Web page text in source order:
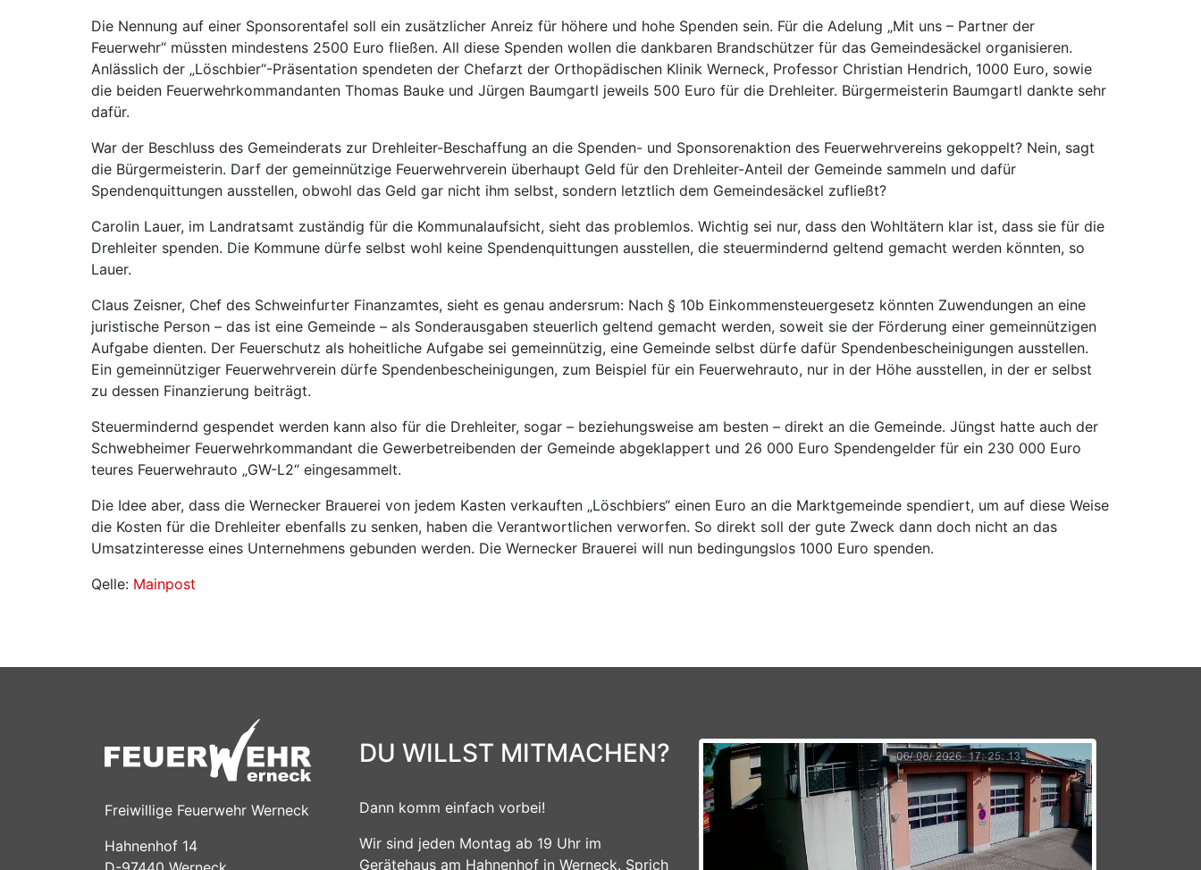
Die Nennung auf einer Sponsorentafel soll ein zusätzlicher Anreiz für höhere und hohe Spenden sein. Für die Adelung „Mit uns – Partner der
Feuerwehr“ müssten mindestens 2500 Euro fließen. All diese Spenden wollen die dankbaren Brandschützer für das Gemeindesäckel organisieren.
Anlässlich der „Löschbier“-Präsentation spendeten der Chefarzt der Orthopädischen Klinik Werneck, Professor Christian Hendrich, 1000 Euro, sowie
die beiden Feuerwehrkommandanten Thomas Bauke und Jürgen Baumgartl jeweils 500 Euro für die Drehleiter. Bürgermeisterin Baumgartl dankte sehr
dafür.
War der Beschluss des Gemeinderats zur Drehleiter-Beschaffung an die Spenden- und Sponsorenaktion des Feuerwehrvereins gekoppelt? Nein, sagt
die Bürgermeisterin. Darf der gemeinnützige Feuerwehrverein überhaupt Geld für den Drehleiter-Anteil der Gemeinde sammeln und dafür
Spendenquittungen ausstellen, obwohl das Geld gar nicht ihm selbst, sondern letztlich dem Gemeindesäckel zufließt?
Carolin Lauer, im Landratsamt zuständig für die Kommunalaufsicht, sieht das problemlos. Wichtig sei nur, dass den Wohltätern klar ist, dass sie für die
Drehleiter spenden. Die Kommune dürfe selbst wohl keine Spendenquittungen ausstellen, die steuermindernd geltend gemacht werden könnten, so
Lauer.
Claus Zeisner, Chef des Schweinfurter Finanzamtes, sieht es genau andersrum: Nach § 10b Einkommensteuergesetz könnten Zuwendungen an eine
juristische Person – das ist eine Gemeinde – als Sonderausgaben steuerlich geltend gemacht werden, soweit sie der Förderung einer gemeinnützigen
Aufgabe dienten. Der Feuerschutz als hoheitliche Aufgabe sei gemeinnützig, eine Gemeinde selbst dürfe dafür Spendenbescheinigungen ausstellen.
Ein gemeinnütziger Feuerwehrverein dürfe Spendenbescheinigungen, zum Beispiel für ein Feuerwehrauto, nur in der Höhe ausstellen, in der er selbst
zu dessen Finanzierung beiträgt.
Steuermindernd gespendet werden kann also für die Drehleiter, sogar – beziehungsweise am besten – direkt an die Gemeinde. Jüngst hatte auch der
Schwebheimer Feuerwehrkommandant die Gewerbetreibenden der Gemeinde abgeklappert und 26 000 Euro Spendengelder für ein 230 000 Euro
teures Feuerwehrauto „GW-L2“ eingesammelt.
Die Idee aber, dass die Wernecker Brauerei von jedem Kasten verkauften „Löschbiers“ einen Euro an die Marktgemeinde spendiert, um auf diese Weise
die Kosten für die Drehleiter ebenfalls zu senken, haben die Verantwortlichen verworfen. So direkt soll der gute Zweck dann doch nicht an das
Umsatzinteresse eines Unternehmens gebunden werden. Die Wernecker Brauerei will nun bedingungslos 1000 Euro spenden.
Qelle: Mainpost
Freiwillige Feuerwehr Werneck
Hahnenhof 14
DU WILLST MITMACHEN?
Dann komm einfach vorbei!
Wir sind jeden Montag ab 19 Uhr im
Gerätehaus am Hahnenhof in Werneck. Sprich